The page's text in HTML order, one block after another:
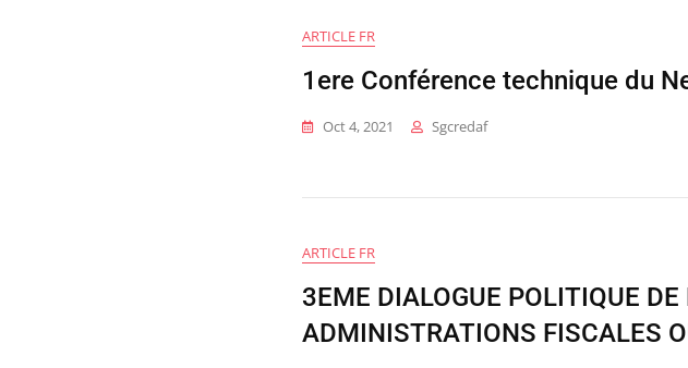
ARTICLE FR
1ere Conférence technique du
Oct 4, 2021 Sgcredaf
ARTICLE FR
3EME DIALOGUE POLITIQUE
ADMINISTRATIONS FISCALES